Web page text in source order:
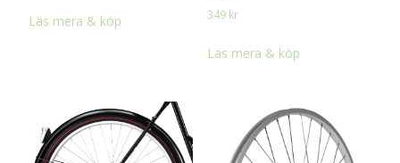
Läs mera & köp 349 kr
Läs mera & köp